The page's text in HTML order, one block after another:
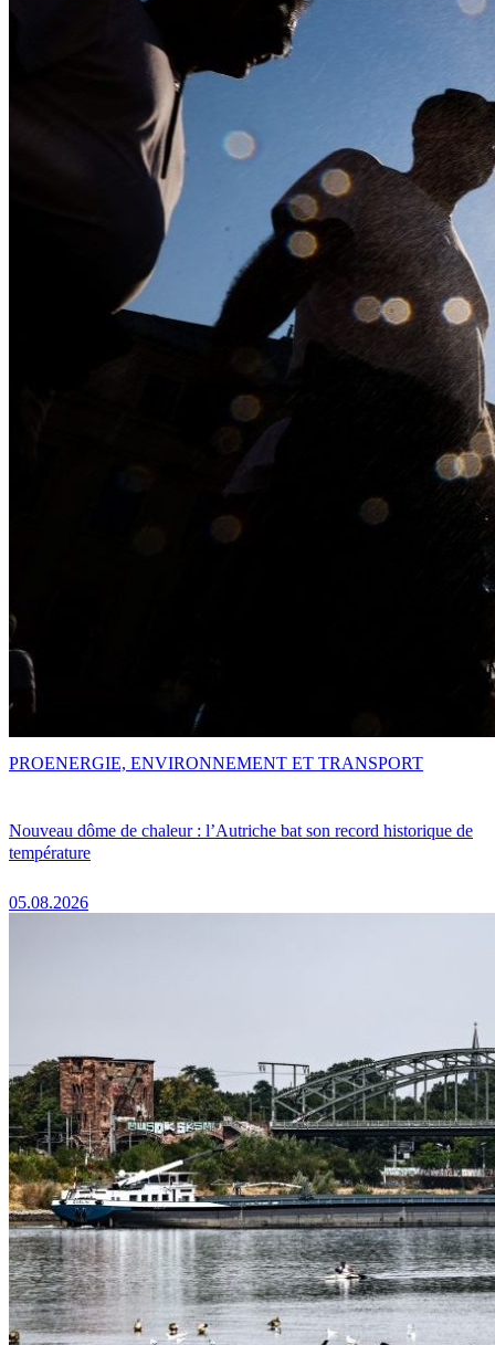
Nouveau dôme de chaleur : l’Autriche bat son record historique de
température
05.08.2026
PROENERGIE, ENVIRONNEMENT ET TRANSPORT